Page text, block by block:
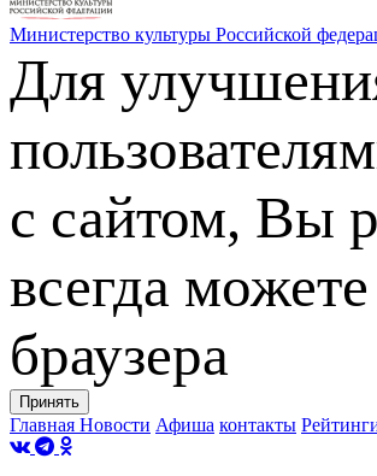
Министерство культуры Российской
Для
с сайтом, Вы
всегда
браузера
Принять
Главная Новости Афиша контакты